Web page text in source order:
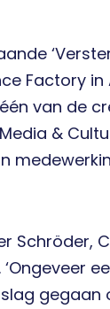
Factory
van de
&
Schröder,
gegaan